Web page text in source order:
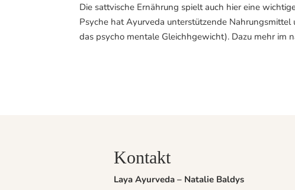
Die sattvische Ernährung spielt auch hier eine
Psyche hat Ayurveda unterstützende
das psycho mentale Gleichhgewicht). Dazu mehr im
Kontakt
Laya Ayurveda – Natalie Baldys